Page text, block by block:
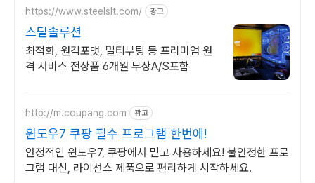
https://www.steelslt.com/ 광고
스틸솔루션
최적화, 원격포맷, 멀티부팅 등 프리미엄 원
격 서비스 전상품 6개월 무상A/S포함
http://m.coupang.com 광고
윈도우7 쿠팡 필수 프로그램 한번에!
안정적인 윈도우7, 쿠팡에서 믿고 사용하세요! 불안정한 프로
그램 대신, 라이선스 제품으로 편리하게 시작하세요.